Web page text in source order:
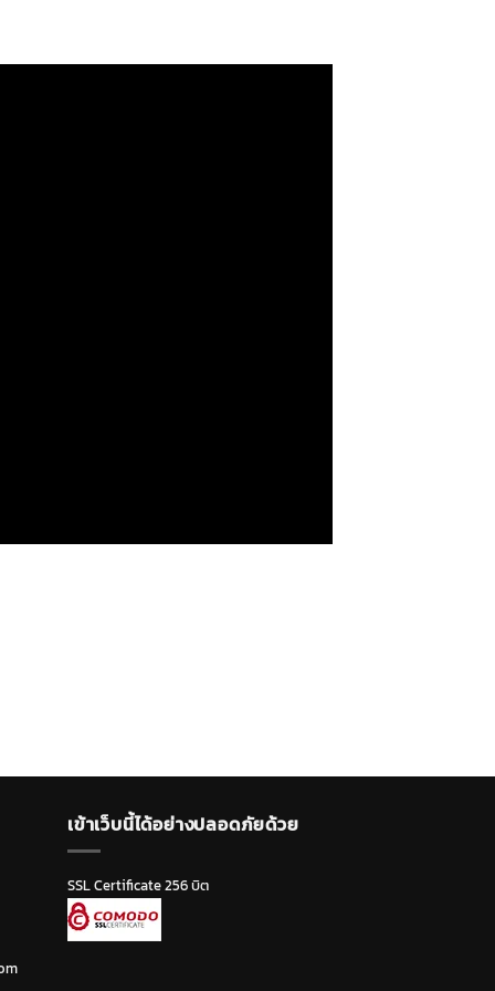
เข้าเว็บนี้ได้อย่างปลอดภัยด้วย
SSL Certificate 256 บิต